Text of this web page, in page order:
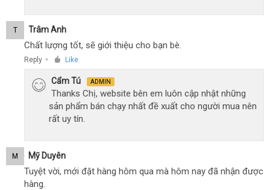
T Trâm Anh
Chất lượng tốt, sẽ giới thiệu cho bạn bè.
Reply ● Like
Cẩm Tú ADMIN
Thanks Chị, website bên em luôn cập nhật những
sản phẩm bán chạy nhất đề xuất cho người mua nên
rất uy tín.
M Mỹ Duyên
Tuyệt vời, mới đặt hàng hôm qua mà hôm nay đã nhận được
hàng.